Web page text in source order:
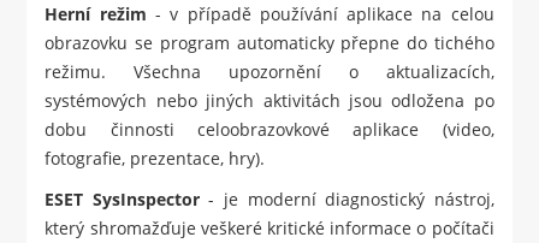
Herní režim - v případě používání aplikace na celou
obrazovku se program automaticky přepne do tichého
režimu. Všechna upozornění o aktualizacích,
systémových nebo jiných aktivitách jsou odložena po
dobu činnosti celoobrazovkové aplikace (video,
fotografie, prezentace, hry).
ESET SysInspector- je moderní diagnostický nástroj,
který shromažďuje veškeré kritické informace o počítači